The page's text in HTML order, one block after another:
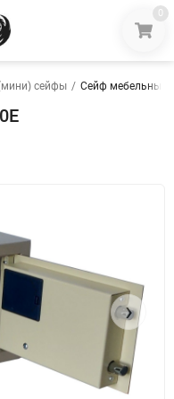
0
сейфы / Сейф мебельный
›